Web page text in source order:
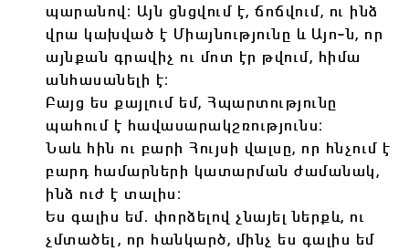
պարանով։ Այն ցնցվում է, ճոճվում, ու ինձ
վրա կախված է Միայնությունը և Այո֊ն, որ
այնքան գրավիչ ու մոտ էր թվում, հիմա
անհասանելի է։
Բայց ես քայլում եմ, Հպարտությունը
պահում է հավասարակշռությունս։
Նաև հին ու բարի Հույսի վալսը, որ հնչում է
բարդ համարների կատարման ժամանակ,
ինձ ուժ է տալիս։
Ես գալիս եմ․ փորձելով չնայել ներքև, ու
չմտածել, որ հանկարծ, մինչ ես գալիս եմ